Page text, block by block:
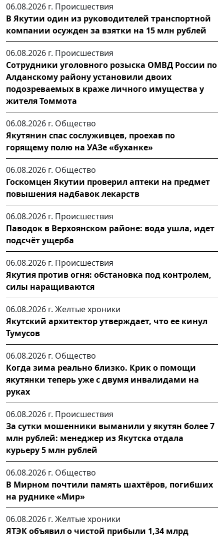
06.08.2026 г. Происшествия
В Якутии один из руководителей транспортной
компании осужден за взятки на 15 млн рублей
06.08.2026 г. Происшествия
Сотрудники уголовного розыска ОМВД России по
Алданскому району установили двоих
подозреваемых в краже личного имущества у
жителя Томмота
06.08.2026 г. Общество
Якутянин спас сослуживцев, проехав по
горящему полю на УАЗе «буханке»
06.08.2026 г. Общество
Госкомцен Якутии проверил аптеки на предмет
повышения надбавок лекарств
06.08.2026 г. Происшествия
Паводок в Верхоянском районе: вода ушла, идет
подсчёт ущерба
06.08.2026 г. Происшествия
Якутия против огня: обстановка под контролем,
силы наращиваются
06.08.2026 г. Желтые хроники
Якутский архитектор утверждает, что ее кинул
Тумусов
06.08.2026 г. Общество
Когда зима реально близко. Крик о помощи
якутянки теперь уже с двумя инвалидами на
руках
06.08.2026 г. Происшествия
За сутки мошенники выманили у якутян более 7
млн рублей: менеджер из Якутска отдала
курьеру 5 млн рублей
06.08.2026 г. Общество
В Мирном почтили память шахтёров, погибших
на руднике «Мир»
06.08.2026 г. Желтые хроники
ЯТЭК объявил о чистой прибыли 1,34 млрд